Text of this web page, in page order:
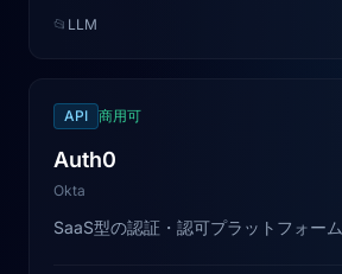
📂 LLM
API 商用可
Auth0
Okta
SaaS型の認証・認可プラットフォーム